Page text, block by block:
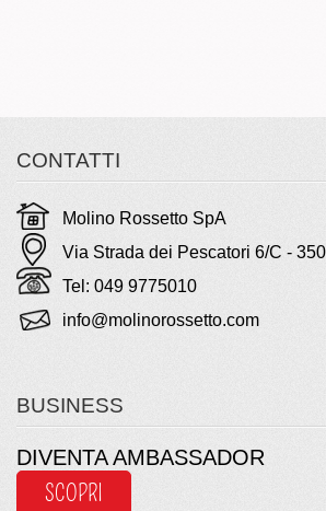
CONTATTI
Molino Rossetto SpA
Via Strada dei Pescatori 6/C -
Tel: 049 9775010
info@molinorossetto.com
BUSINESS
DIVENTA AMBASSADOR
SCOPRI